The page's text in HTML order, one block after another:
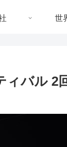
世
ィバル 2